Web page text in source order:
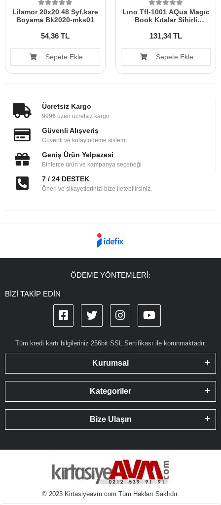
Lilamor 20x20 48 Syf.kare
Boyama Bk2020-mks01
54,36 TL
Sepete Ekle
Lıno Tfl-1001 AQua Magıc
Book Kıtalar Sihirli
131,34 TL
Sepete Ekle
Ücretsiz Kargo
999₺ üzeri ücretsiz kargo
Güvenli Alışveriş
Güvenli ve kolay ödeme sistemi
Geniş Ürün Yelpazesi
Binlerce ürün ve kampanya seçeneği
7 / 24 DESTEK
Öneri ve şikayetlerinizi bize iletebilirsiniz.
ÖDEME YÖNTEMLERİ:
BİZİ TAKİP EDİN
Tüm kredi kartı bilgileriniz 256bit SSL Sertifikası ile korunmaktadır.
Kurumsal
Kategoriler
Bize Ulaşın
© 2023 Kirtasiyeavm.com Tüm Hakları Saklıdır.